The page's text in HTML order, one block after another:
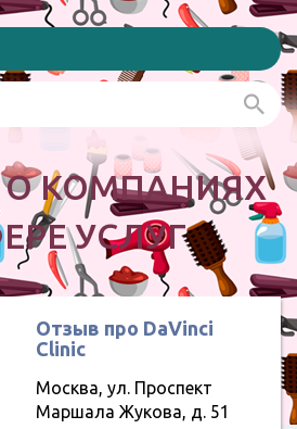
КОМПАНИЯХ
УСЛУГ
Отзыв про DaVinci
Clinic
Москва, ул. Проспект
Маршала Жукова, д. 51